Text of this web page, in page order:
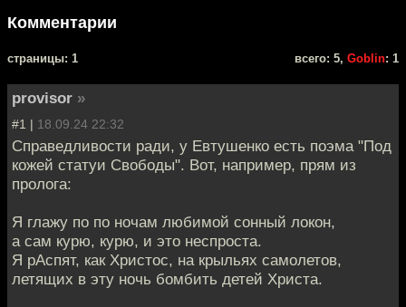
Комментарии
cтраницы: 1 всего: 5, Goblin: 1
provisor »
#1 | 18.09.24 22:32
Справедливости ради, у Евтушенко есть поэма "Под
кожей статуи Свободы". Вот, например, прям из
пролога:
Я глажу по по ночам любимой сонный локон,
а сам курю, курю, и это неспроста.
Я рАспят, как Христос, на крыльях самолетов,
летящих в эту ночь бомбить детей Христа.